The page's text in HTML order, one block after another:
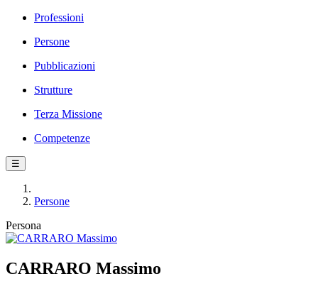
Professioni
Persone
Pubblicazioni
Strutture
Terza Missione
Competenze
☰
Persone
Persona
CARRARO Massimo